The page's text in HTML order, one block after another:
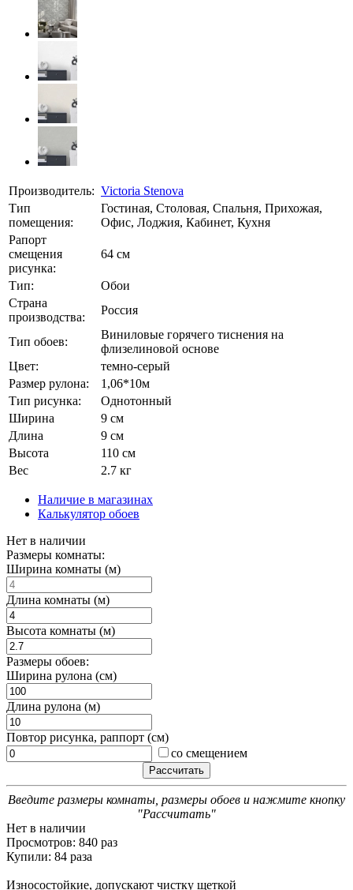
Производитель: Victoria Stenova
Тип
помещения:
Гостиная, Столовая, Спальня, Прихожая,
Офис, Лоджия, Кабинет, Кухня
Рапорт
смещения
рисунка:
64 см
Тип:
Обои
Страна
производства:
Россия
Тип обоев:
Виниловые горячего тиснения на
флизелиновой основе
Цвет:
темно-серый
Размер рулона:
1,06*10м
Тип рисунка:
Однотонный
Ширина
9 см
Длина
9 см
Высота
110 см
Вес
2.7 кг
Наличие в магазинах
Калькулятор обоев
Нет в наличии
Размеры комнаты:
Ширина комнаты (м)
Длина комнаты (м)
Высота комнаты (м)
Размеры обоев:
Ширина рулона (см)
Длина рулона (м)
Повтор рисунка, раппорт (см)
со смещением
Введите размеры комнаты, размеры обоев и нажмите кнопку
"Рассчитать"
Нет в наличии
Просмотров: 840 раз
Купили: 84 раза
Износостойкие, допускают чистку щеткой